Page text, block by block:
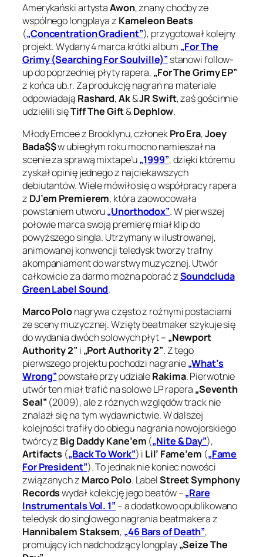
Amerykański artystaAwon, znany choćby ze
wspólnego longplaya z Kameleon Beats
(„Concentration Gradient”), przygotował kolejny
projekt. Wydany 4 marca krótki album „For The
Grimy (Searching For Soulville)” stanowi follow-
up do poprzedniej płyty rapera, „For The Grimy EP”
z końca ub.r. Za produkcję nagrań na materiale
odpowiadają Rashard,Ak&JR Swift, zaś gościnnie
udzielili sięTiff The Gift&Dephlow.
Młody Emcee z Brooklynu, członekPro Era,Joey
Bada$$w ubiegłym roku mocno namieszał na
scenie za sprawą mixtape’u„1999”, dzięki któremu
zyskał opinię jednego z najciekawszych
debiutantów. Wiele mówiło się o współpracy rapera
z DJ’em Premierem, która zaowocowała
powstaniem utworu„Unorthodox”. W pierwszej
połowie marca swoją premierę miał klip do
powyższego singla. Utrzymany w ilustrowanej,
animowanej konwencji teledysk tworzy trafny
akompaniament do warstwy muzycznej. Utwór
całkowicie za darmo można pobrać zSoundcluda
Green Label Sound.
Marco Polonagrywa często z rożnymi postaciami
ze sceny muzycznej. Wzięty beatmaker szykuje się
do wydania dwóch solowych płyt – „Newport
Authority 2” i „Port Authority 2”. Z tego
pierwszego projektu pochodzi nagranie„What’s
Wrong”powstałe przy udzialeRakima. Pierwotnie
utwór ten miał trafić na solowe LP rapera „Seventh
Seal” (2009), ale z różnych względów track nie
znalazł się na tym wydawnictwie. W dalszej
kolejności trafiły do obiegu nagrania nowojorskiego
twórcy z Big Daddy Kane’em („Nite & Day”),
Artifacts („Back To Work”) i Lil’ Fame’em („Fame
For President”). To jednak nie koniec nowości
związanych z Marco Polo. LabelStreet Symphony
Recordswydał kolekcję jego beatów –„Rare
Instrumentals Vol. 1” – a dodatkowo opublikowano
teledysk do singlowego nagrania beatmakera z
Hannibalem Staksem, „46 Bars of Death”,
promujący ich nadchodzący longplay„Seize The